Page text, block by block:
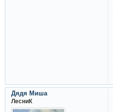
Дядя Миша
ЛесниК